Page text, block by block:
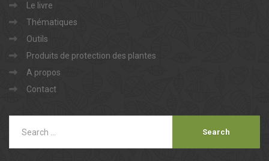
Le livre
Thématiques
Outils
Produits de protection des plantes
A propos
Contact